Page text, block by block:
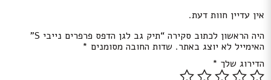
אין עדיין חוות דעת.
היה הראשון לכתוב סקירה “תיק גב לגן הדפס פרפרים נייבי S”
האימייל לא יוצג באתר. שדות החובה מסומנים *
הדירוג שלך *